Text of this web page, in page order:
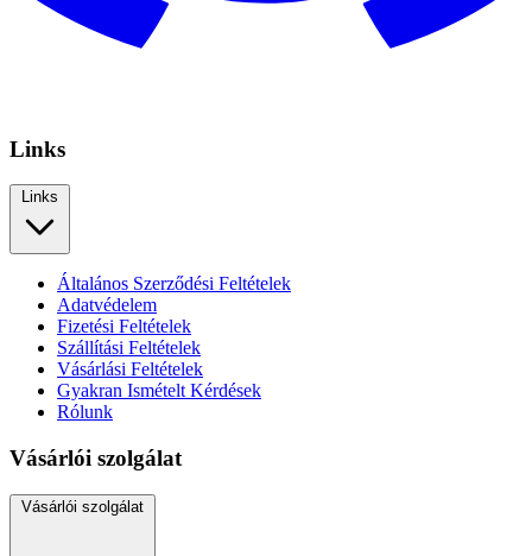
Links
Links
Általános Szerződési Feltételek
Adatvédelem
Fizetési Feltételek
Szállítási Feltételek
Vásárlási Feltételek
Gyakran Ismételt Kérdések
Rólunk
Vásárlói szolgálat
Vásárlói szolgálat